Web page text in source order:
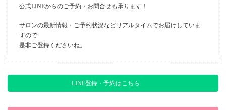
公式LINEからのご予約・お問合せも承ります！
サロンの最新情報・ご予約状況などリアルタイムでお届けしていま
すので
是非ご登録くださいね。
LINE登録・予約はこちら